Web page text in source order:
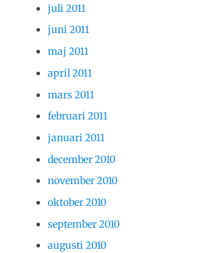
juli 2011
juni 2011
maj 2011
april 2011
mars 2011
februari 2011
januari 2011
december 2010
november 2010
oktober 2010
september 2010
augusti 2010